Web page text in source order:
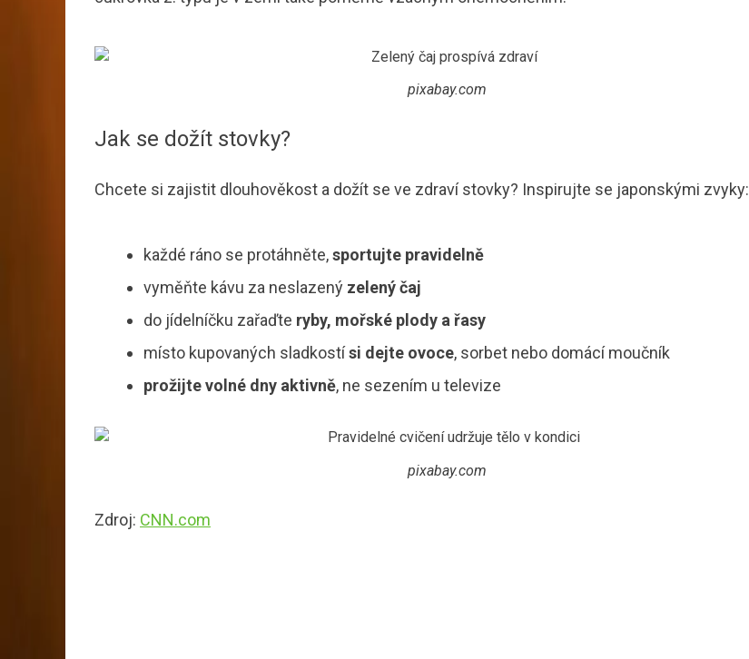
pixabay.com
Jak se dožít stovky?
Chcete si zajistit dlouhověkost a dožít se ve zdraví stovky? Inspirujte se japonskými zvyky:
každé ráno se protáhněte,sportujte pravidelně
vyměňte kávu za neslazený zelený čaj
do jídelníčku zařaďte ryby, mořské plody a řasy
místo kupovaných sladkostísi dejte ovoce, sorbet nebo domácí moučník
prožijte volné dny aktivně, ne sezením u televize
pixabay.com
Zdroj: CNN.com